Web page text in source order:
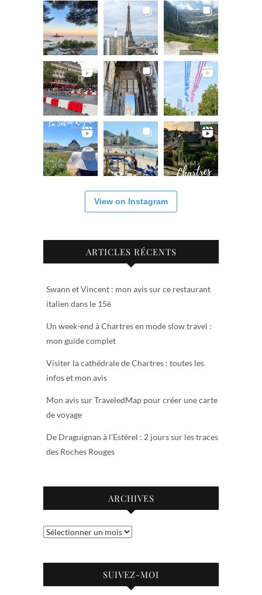
View on Instagram
ARTICLES RÉCENTS
Swann et Vincent : mon avis sur ce restaurant
italien dans le 15è
Un week-end à Chartres en mode slow travel :
mon guide complet
Visiter la cathédrale de Chartres : toutes les
infos et mon avis
Mon avis sur TraveledMap pour créer une carte
de voyage
De Draguignan à l’Estérel : 2 jours sur les traces
des Roches Rouges
ARCHIVES
Archives
SUIVEZ-MOI